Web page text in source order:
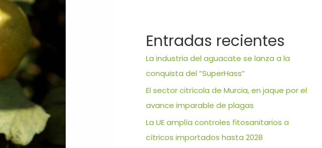
Entradas recientes
La industria del aguacate se lanza a la
conquista del “SuperHass”
El sector citrícola de Murcia, en jaque por el
avance imparable de plagas
La UE amplía controles fitosanitarios a
cítricos importados hasta 2028